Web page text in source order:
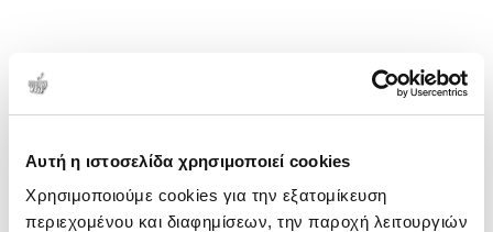
Αυτή η ιστοσελίδα χρησιμοποιεί cookies
Χρησιμοποιούμε cookies για την εξατομίκευση
περιεχομένου και διαφημίσεων, την παροχή λειτουργιών